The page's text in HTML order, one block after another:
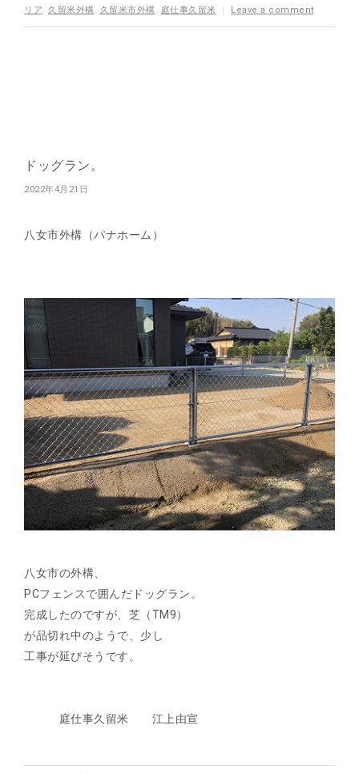
リア, 久留米外構, 久留米市外構, 庭仕事久留米 Leave a comment
ドッグラン。
2022年4月21日
八女市外構（パナホーム）
八女市の外構、
PCフェンスで囲んだドッグラン。
完成したのですが、芝（TM9）
が品切れ中のようで、少し
工事が延びそうです。
庭仕事久留米 江上由宣